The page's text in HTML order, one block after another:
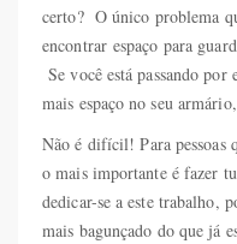
certo? O único problema
encontrar espaço para
Se você está passando
mais espaço no seu
Não é difícil! Para pessoas
o mais importante é fazer
dedicar-se a este trabalho,
mais bagunçado do que já